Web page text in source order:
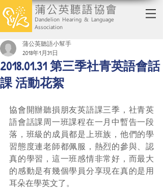
蒲公英聽語協會
Dandelion Hearing & Language
Association
2018.01.31 第三季社青英語會話
課 活動花絮
蒲公英聽語小幫手
2018年1月31日
協會開辦聽損朋友英語課三季，社青英
語會話課周一班課程在一月中暫告一段
落，班級的成員都是上班族，他們的學
習態度連老師都佩服，熱烈的參與、認
真的學習，這一班感情非常好，而最大
的感動是有幾個學員分享現在真的是用
耳朵在學英文了。